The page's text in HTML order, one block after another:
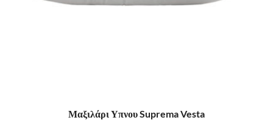
ΠΡΟΣΘΉΚΗ ΣΤΟ ΚΑΛΆΘΙ
Μαξιλάρι Υπνου Suprema Vesta